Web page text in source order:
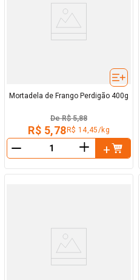
Mortadela de Frango Perdigão 400g
De R$ 5,88
R$ 5,78 R$ 14,45/kg
＋